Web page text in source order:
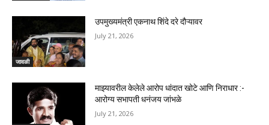
जावळी
उपमुख्यमंत्री एकनाथ शिंदे दरे दौऱ्यावर
July 21, 2026
माझ्यावरील केलेले आरोप धांदात खोटे आणि निराधार :-
आरोग्य सभापती धनंजय जांभळे
July 21, 2026